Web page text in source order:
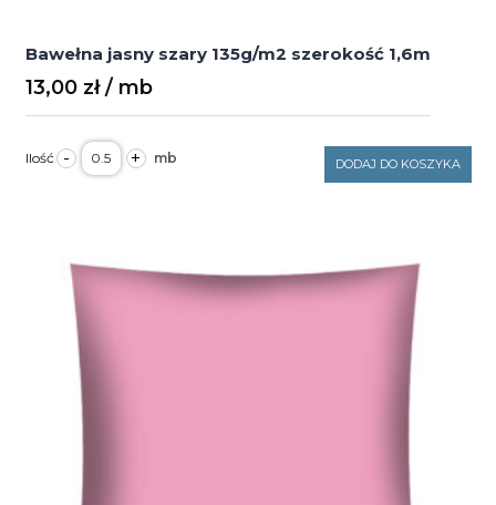
Bawełna jasny szary 135g/m2 szerokość 1,6m
13,00 zł
- ilość
Bawełna
jasny
+ DODAJ DO KOSZYKA